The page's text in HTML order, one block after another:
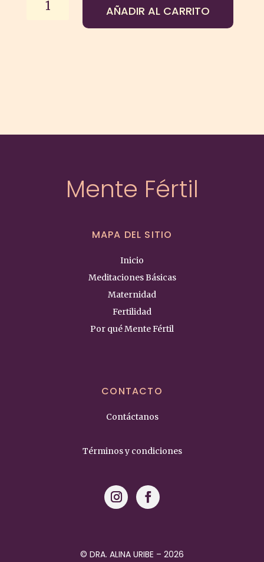
AÑADIR AL CARRITO
Mente Fértil
MAPA DEL SITIO
Inicio
Meditaciones Básicas
Maternidad
Fertilidad
Por qué Mente Fértil
CONTACTO
Contáctanos
Términos y condiciones
© DRA. ALINA URIBE – 2026